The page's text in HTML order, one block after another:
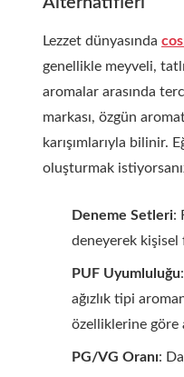
Lezzet dünyasında
genellikle meyveli,
aromalar arasında
markası, özgün
karışımlarıyla bilinir.
oluşturmak
Deneme Setleri:
deneyerek
PUF Uyumluluğu
ağızlık tipi
özelliklerine göre
PG/VG Oranı: